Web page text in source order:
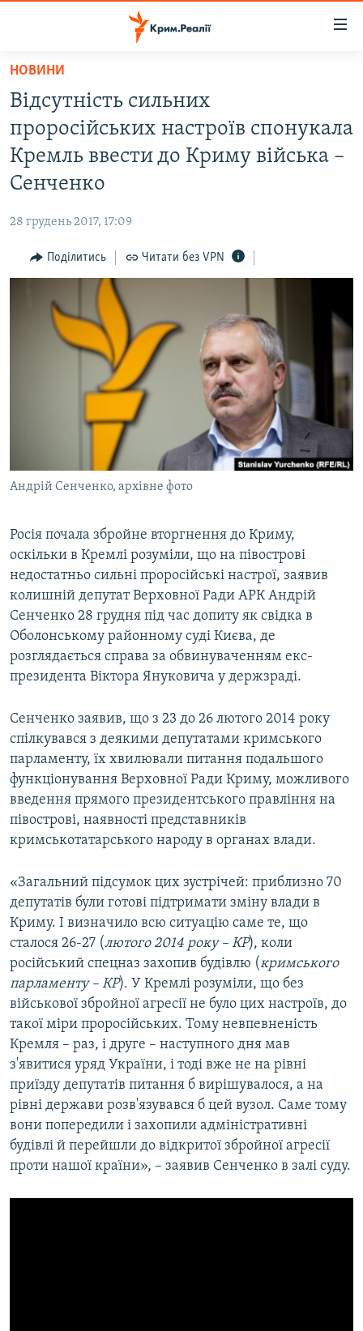
Перейти
основного
матеріалу
Перейти
до
основної
Перейти
пошуку
ВОДА.КРИМ
ВІДЕО ТА ФОТО
ПОЛІТИКА
ПОГЛЯД
ІНТЕРВ'Ю
СПЕЦПРОЕКТИ
ДЕПОРТАЦІЯ
ВІДЕОУРОКИ «ELIFBE»
УКРАЇНСЬКА ПРОБЛЕМА КРИМУ
ЯК ОБІЙТИ БЛОКУВАННЯ
Усі сайти RFE/RL
НОВИНИ
Відсутність сильних
проросійських настроїв спонукала
Кремль ввести до Криму війська –
Сенченко
28 грудень 2017, 17:09
Поділитись Читати без VPN
Андрій Сенченко, архівне фото
Росія почала збройне вторгнення до Криму,
оскільки в Кремлі розуміли, що на півострові
недостатньо сильні проросійські настрої, заявив
колишній депутат Верховної Ради АРК Андрій
Сенченко 28 грудня під час допиту як свідка в
Оболонському районному суді Києва, де
розглядається справа за обвинуваченням екс-
президента Віктора Януковича у держзраді.
Сенченко заявив, що з 23 до 26 лютого 2014 року
спілкувався з деякими депутатами кримського
парламенту, їх хвилювали питання подальшого
функціонування Верховної Ради Криму, можливого
введення прямого президентського правління на
півострові, наявності представників
кримськотатарського народу в органах влади.
«Загальний підсумок цих зустрічей: приблизно 70
депутатів були готові підтримати зміну влади в
Криму. І визначило всю ситуацію саме те, що
сталося 26-27 (лютого 2014 року – КР), коли
російський спецназ захопив будівлю (кримського
парламенту – КР). У Кремлі розуміли, що без
військової збройної агресії не було цих настроїв, до
такої міри проросійських. Тому невпевненість
Кремля – раз, і друге – наступного дня мав
з'явитися уряд України, і тоді вже не на рівні
приїзду депутатів питання б вирішувалося, а на
рівні держави розв'язувався б цей вузол. Саме тому
вони попередили і захопили адміністративні
будівлі й перейшли до відкритої збройної агресії
проти нашої країни», – заявив Сенченко в залі суду.